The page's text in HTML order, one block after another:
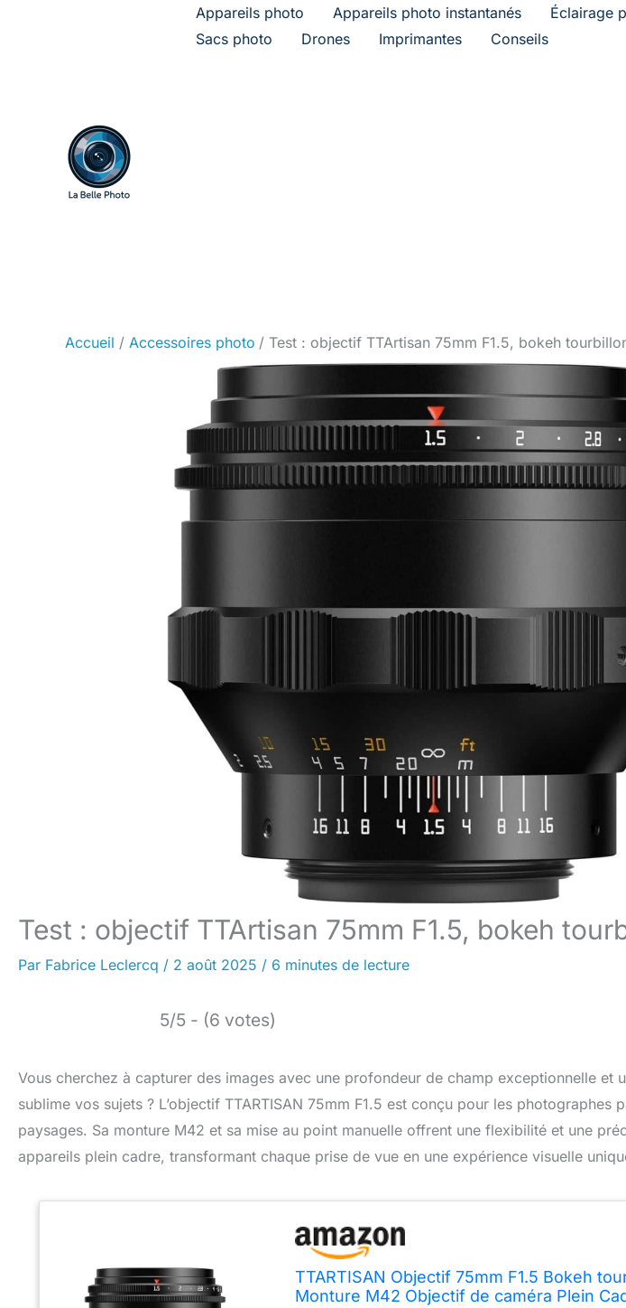
Appareils photo Appareils photo instantanés Éclairage
Sacs photo
Drones Imprimantes Conseils
Accueil Accessoires photo Test : objectif TTArtisan 75mm F1.5, bokeh
Test : objectif TTArtisan 75mm F1.5, bokeh
Par Fabrice Leclercq / 2 août 2025 / 6 minutes de lecture
5/5 - (6 votes)
Vous cherchez à capturer des images avec une profondeur de champ exceptionnelle et
sublime vos sujets ? L’objectif TTARTISAN 75mm F1.5 est conçu pour les photographes
paysages. Sa monture M42 et sa mise au point manuelle offrent une flexibilité et une
appareils plein cadre, transformant chaque prise de vue en une expérience visuelle
TTARTISAN Objectif 75mm F1.5 Bokeh
Monture M42 Objectif de caméra Plein